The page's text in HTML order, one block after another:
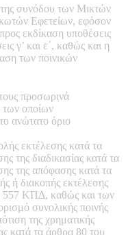
συνόδου των Μικτών
Εφετείων, εφόσον
εκδίκαση υποθέσεις
γ’ και ε΄, καθώς και η
των ποινικών
προσωρινά
των οποίων
ανώτατο όριο
εκτέλεσης κατά τα
της διαδικασίας κατά τα
της απόφασης κατά τα
ή διακοπής εκτέλεσης
557 ΚΠΔ, καθώς και των
συνολικής ποινής
της χρηματικής
κατά τα άρθρα 80 του